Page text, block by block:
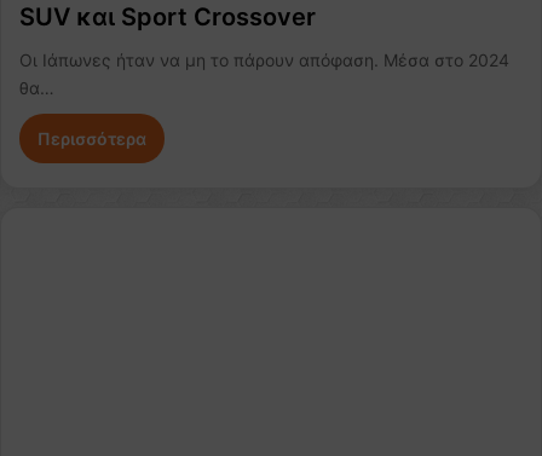
SUV και Sport Crossover
Οι Ιάπωνες ήταν να μη το πάρουν απόφαση. Μέσα στο 2024
θα…
Περισσότερα